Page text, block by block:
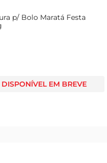
p/ Bolo Maratá Festa
DISPONÍVEL EM BREVE